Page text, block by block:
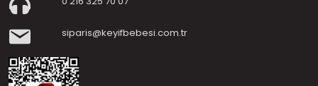
siparis@keyifbebesi.com.tr